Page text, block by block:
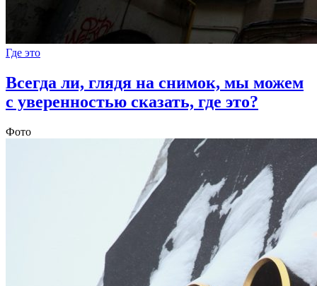
Где это
Всегда ли, глядя на снимок, мы можем
с уверенностью сказать, где это?
Фото